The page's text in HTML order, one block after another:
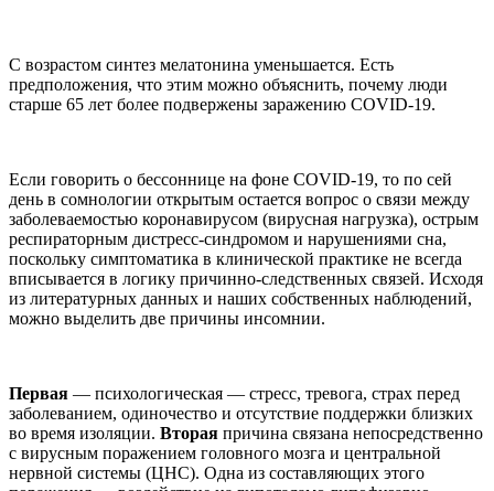
С возрастом синтез мелатонина уменьшается. Есть
предположения, что этим можно объяснить, почему люди
старше 65 лет более подвержены заражению COVID-19.
Если говорить о бессоннице на фоне COVID-19, то по сей
день в сомнологии открытым остается вопрос о связи между
заболеваемостью коронавирусом (вирусная нагрузка), острым
респираторным дистресс-синдромом и нарушениями сна,
поскольку симптоматика в клинической практике не всегда
вписывается в логику причинно-следственных связей. Исходя
из литературных данных и наших собственных наблюдений,
можно выделить две причины инсомнии.
Первая — психологическая — стресс, тревога, страх перед
заболеванием, одиночество и отсутствие поддержки близких
во время изоляции. Вторая причина связана непосредственно
с вирусным поражением головного мозга и центральной
нервной системы (ЦНС). Одна из составляющих этого